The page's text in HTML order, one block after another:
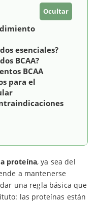
Ocultar
esenciales?
BCAA?
BCAA
para el
proteína, ya sea del
a mantenerse
una regla básica que
las proteínas están